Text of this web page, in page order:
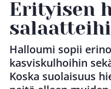
Erityisen
Halloumi sopii
kasviskulhoihin
Koska suolaisuus